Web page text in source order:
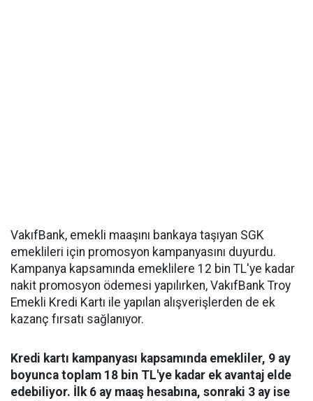
VakıfBank, emekli maaşını bankaya taşıyan SGK
emeklileri için promosyon kampanyasını duyurdu.
Kampanya kapsamında emeklilere 12 bin TL'ye kadar
nakit promosyon ödemesi yapılırken, VakıfBank Troy
Emekli Kredi Kartı ile yapılan alışverişlerden de ek
kazanç fırsatı sağlanıyor.
Kredi kartı kampanyası kapsamında emekliler, 9 ay
boyunca toplam 18 bin TL'ye kadar ek avantaj elde
edebiliyor. İlk 6 ay maaş hesabına, sonraki 3 ay ise